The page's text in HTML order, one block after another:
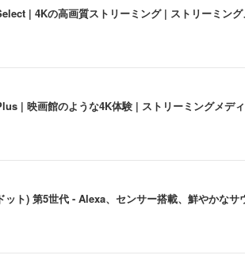
| 4Kの高画質ストリーミング | ストリーミング
| 映画館のような4K体験 | ストリーミングメデ
ト) 第5世代 - Alexa、センサー搭載、鮮やかなサ